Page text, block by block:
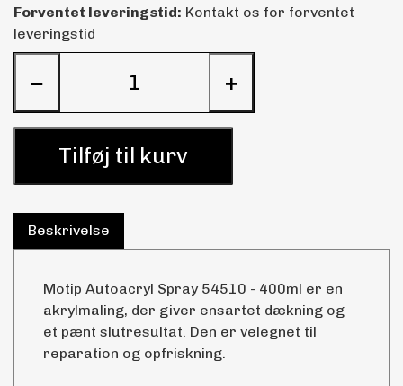
Forventet leveringstid: Kontakt os for forventet
leveringstid
− +
Tilføj til kurv
Beskrivelse
Motip Autoacryl Spray 54510 - 400ml er en
akrylmaling, der giver ensartet dækning og
et pænt slutresultat. Den er velegnet til
reparation og opfriskning.